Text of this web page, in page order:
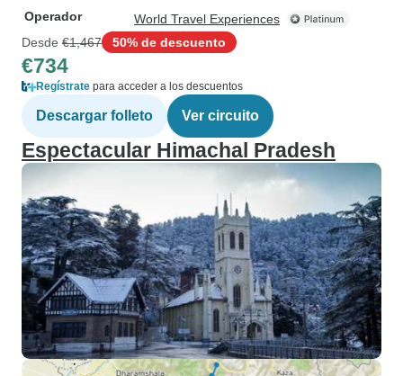
Operador
World Travel Experiences
Desde €1,467 50% de descuento
€734
Regístrate para acceder a los descuentos
Descargar folleto Ver circuito
Espectacular Himachal Pradesh